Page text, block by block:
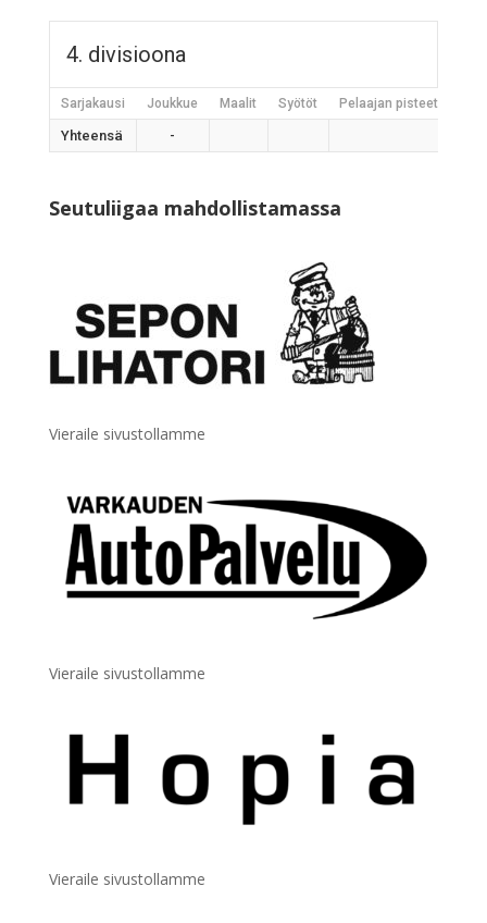
4. divisioona
Sarjakausi Joukkue Maalit Syötöt Pelaajan pisteet
Yhteensä -
Seutuliigaa mahdollistamassa
Vieraile sivustollamme
Vieraile sivustollamme
Vieraile sivustollamme